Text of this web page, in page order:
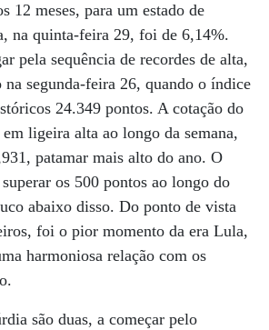
12 meses, para um estado de
na quinta-feira 29, foi de 6,14%.
pela sequência de recordes de alta,
segunda-feira 26, quando o índice
24.349 pontos. A cotação do
ligeira alta ao longo da semana,
patamar mais alto do ano. O
os 500 pontos ao longo do
abaixo disso. Do ponto de vista
foi o pior momento da era Lula,
harmoniosa relação com os
são duas, a começar pelo